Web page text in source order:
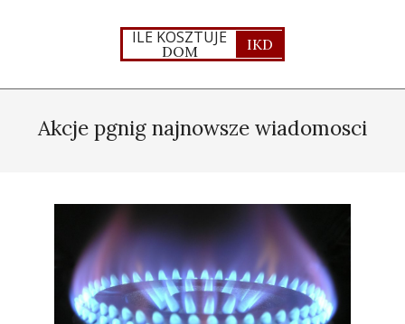
ILE KOSZTUJE
DOM IKD
NavigationAkcje pgnig najnowsze wiadomosci